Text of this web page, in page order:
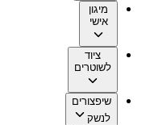
מיגון
אישי
ציוד
לשוטרים
שיפצורים
לנשק